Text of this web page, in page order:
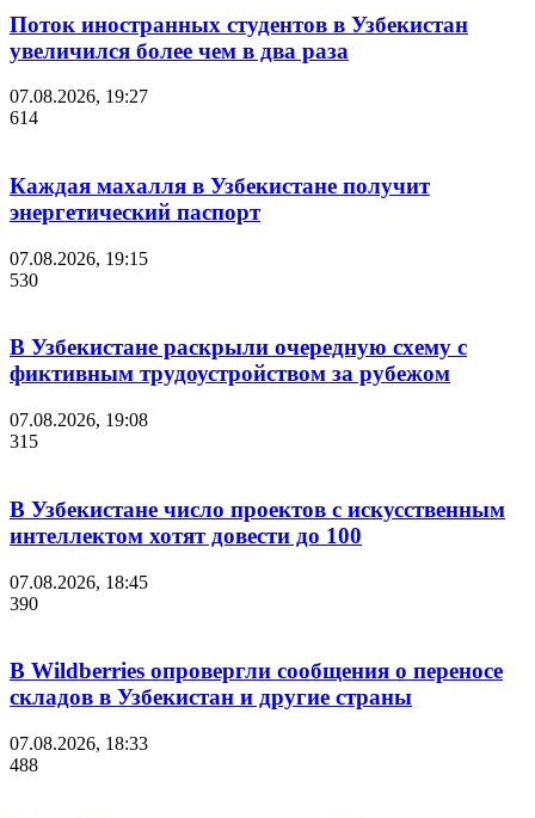
Поток иностранных студентов в Узбекистан
увеличился более чем в два раза
07.08.2026, 19:27
614
Каждая махалля в Узбекистане получит
энергетический паспорт
07.08.2026, 19:15
530
В Узбекистане раскрыли очередную схему с
фиктивным трудоустройством за рубежом
07.08.2026, 19:08
315
В Узбекистане число проектов с искусственным
интеллектом хотят довести до 100
07.08.2026, 18:45
390
В Wildberries опровергли сообщения о переносе
складов в Узбекистан и другие страны
07.08.2026, 18:33
488